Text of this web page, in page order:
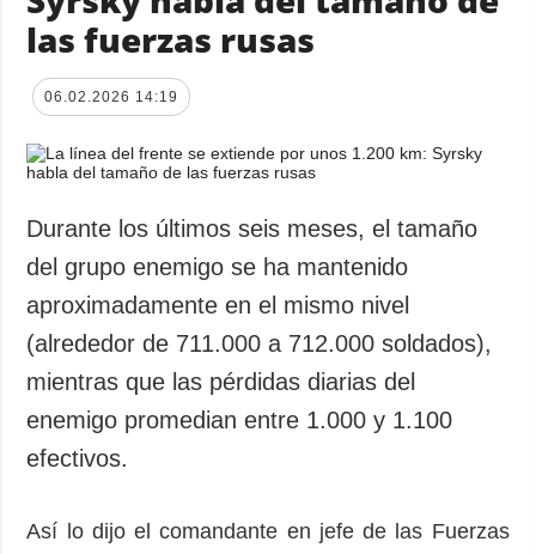
las fuerzas rusas
06.02.2026 14:19
Durante los últimos seis meses, el tamaño
del grupo enemigo se ha mantenido
aproximadamente en el mismo nivel
(alrededor de 711.000 a 712.000 soldados),
mientras que las pérdidas diarias del
enemigo promedian entre 1.000 y 1.100
efectivos.
Así lo dijo el comandante en jefe de las Fuerzas